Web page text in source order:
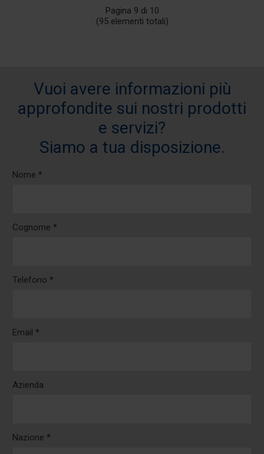
Pagina 9 di 10
(95 elementi totali)
Vuoi avere informazioni più
approfondite sui nostri prodotti
e servizi?
Siamo a tua disposizione.
Nome *
Cognome *
Telefono *
Email *
Azienda
Nazione *